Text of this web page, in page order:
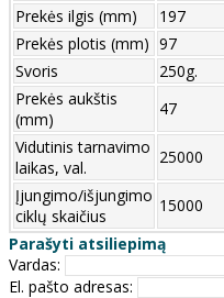
Prekės ilgis (mm)
197
Prekės plotis (mm) 97
Svoris
250g.
Prekės aukštis
(mm)
47
Vidutinis tarnavimo
laikas, val.
25000
Įjungimo/išjungimo
ciklų skaičius
15000
Parašyti atsiliepimą
Vardas:
El. pašto adresas: